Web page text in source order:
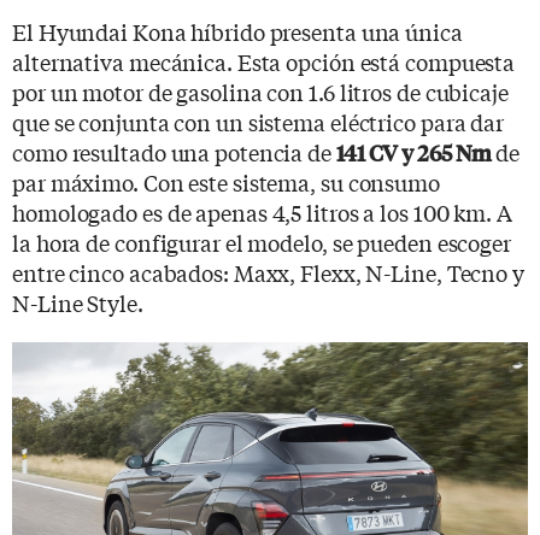
El Hyundai Kona híbrido presenta una única
alternativa mecánica. Esta opción está compuesta
por un motor de gasolina con 1.6 litros de cubicaje
que se conjunta con un sistema eléctrico para dar
como resultado una potencia de141 CV y 265 Nmde
par máximo. Con este sistema, su consumo
homologado es de apenas 4,5 litros a los 100 km. A
la hora de configurar el modelo, se pueden escoger
entre cinco acabados: Maxx, Flexx, N-Line, Tecno y
N-Line Style.